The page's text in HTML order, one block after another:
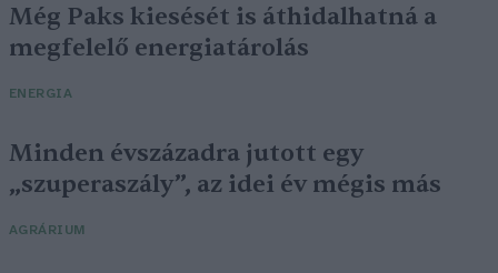
Még Paks kiesését is áthidalhatná a
megfelelő energiatárolás
ENERGIA
Minden évszázadra jutott egy
„szuperaszály”, az idei év mégis más
AGRÁRIUM